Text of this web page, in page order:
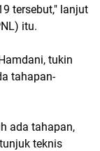
tersebut," lanjut
itu.
tukin
tahapan-
ada tahapan,
teknis